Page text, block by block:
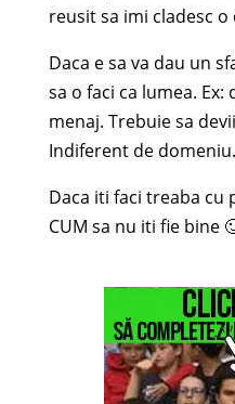
reusit sa imi cladesc o
Daca e sa va dau un
sa o faci ca lumea.
menaj. Trebuie sa
Indiferent de domeniu.
Daca iti faci treaba cu
CUM sa nu iti fie bine